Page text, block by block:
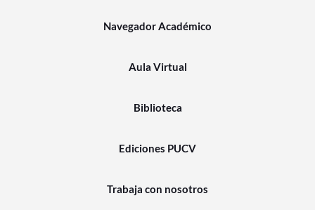
Navegador Académico
Aula Virtual
Biblioteca
Ediciones PUCV
Trabaja con nosotros